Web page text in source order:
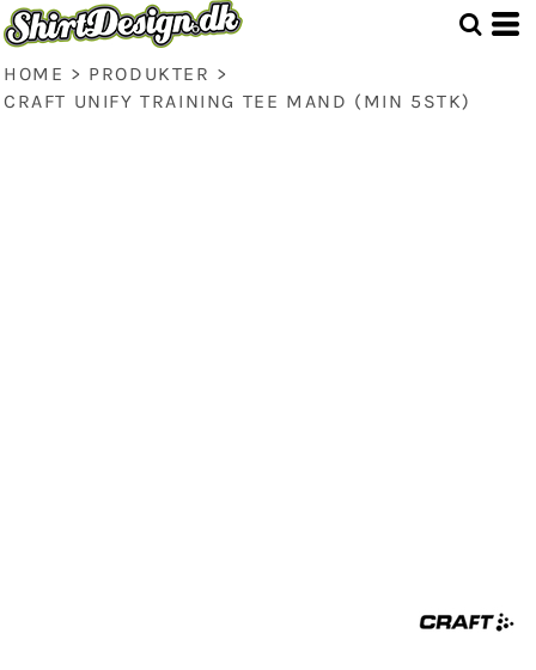
HOME > PRODUKTER >
CRAFT UNIFY TRAINING TEE MAND (MIN 5STK)